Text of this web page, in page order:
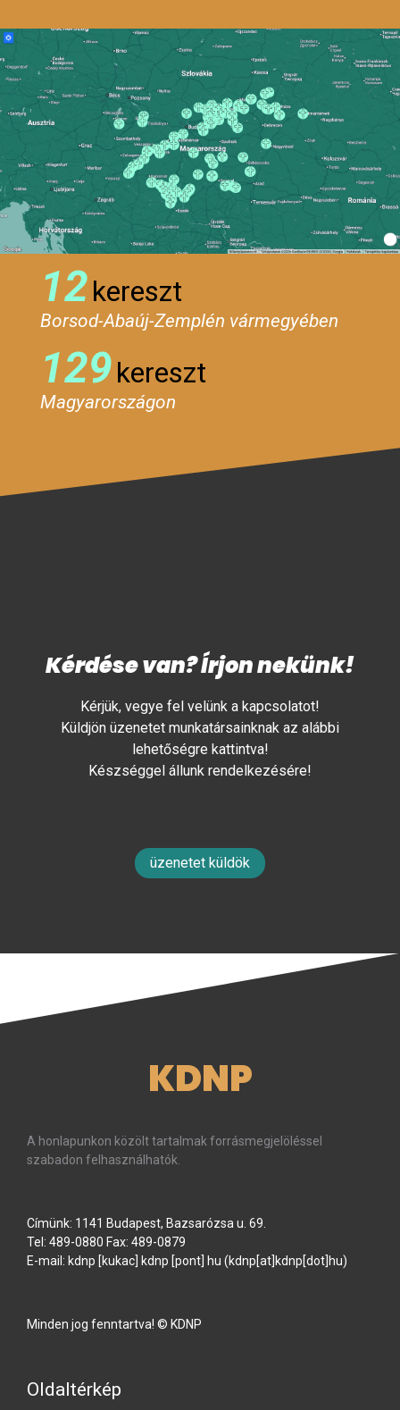
12kereszt
Borsod-Abaúj-Zemplén vármegyében
129kereszt
Magyarországon
Kérdése van? Írjon nekünk!
Kérjük, vegye fel velünk a kapcsolatot!
Küldjön üzenetet munkatársainknak az alábbi
lehetőségre kattintva!
Készséggel állunk rendelkezésére!
üzenetet küldök
KDNP
A honlapunkon közölt tartalmak forrásmegjelöléssel
szabadon felhasználhatók.
Címünk: 1141 Budapest, Bazsarózsa u. 69.
Tel: 489-0880 Fax: 489-0879
E-mail: kdnp [kukac] kdnp [pont] hu (kdnp[at]kdnp[dot]hu)
Minden jog fenntartva! © KDNP
Oldaltérkép